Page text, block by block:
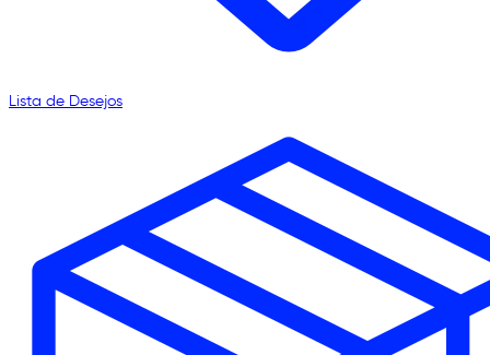
Lista de Desejos